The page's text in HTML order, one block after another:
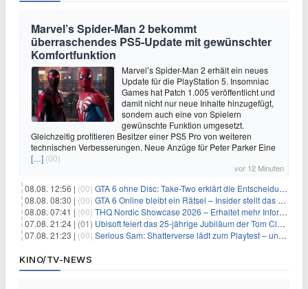
Marvel’s Spider-Man 2 bekommt
überraschendes PS5-Update mit gewünschter
Komfortfunktion
Marvel’s Spider-Man 2 erhält ein neues
Update für die PlayStation 5. Insomniac
Games hat Patch 1.005 veröffentlicht und
damit nicht nur neue Inhalte hinzugefügt,
sondern auch eine von Spielern
gewünschte Funktion umgesetzt.
Gleichzeitig profitieren Besitzer einer PS5 Pro von weiteren
technischen Verbesserungen. Neue Anzüge für Peter Parker Eine
[…] (00)
vor 12 Minuten
08.08. 12:56 | (00) GTA 6 ohne Disc: Take-Two erklärt die Entscheidung für Download-Codes
08.08. 08:30 | (00) GTA 6 Online bleibt ein Rätsel – Insider stellt das neue Gerücht klar
08.08. 07:41 | (00) THQ Nordic Showcase 2026 – Erhaltet mehr Informationen
07.08. 21:24 | (01) Ubisoft feiert das 25-jährige Jubiläum der Tom Clancy’s Ghost Recon-Reihe
07.08. 21:23 | (00) Serious Sam: Shatterverse lädt zum Playtest – und erscheint schon bald!
KINO/TV-NEWS